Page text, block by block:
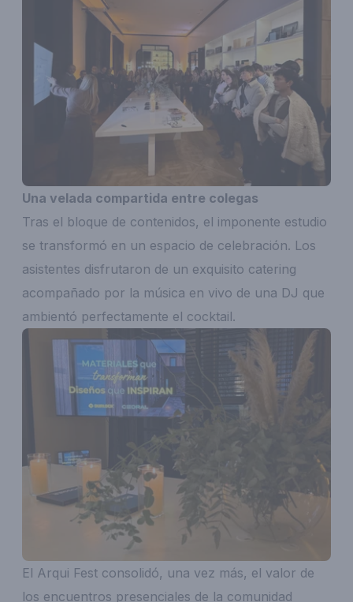
Una velada compartida entre colegas
Tras el bloque de contenidos, el imponente estudio
se transformó en un espacio de celebración. Los
asistentes disfrutaron de un exquisito catering
acompañado por la música en vivo de una DJ que
ambientó perfectamente el cocktail.
El Arqui Fest consolidó, una vez más, el valor de
los encuentros presenciales de la comunidad